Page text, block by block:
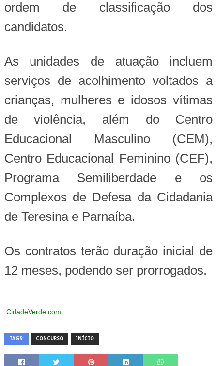
ordem de classificação dos
candidatos.
As unidades de atuação incluem
serviços de acolhimento voltados a
crianças, mulheres e idosos vítimas
de violência, além do Centro
Educacional Masculino (CEM),
Centro Educacional Feminino (CEF),
Programa Semiliberdade e os
Complexos de Defesa da Cidadania
de Teresina e Parnaíba.
Os contratos terão duração inicial de
12 meses, podendo ser prorrogados.
CidadeVerde.com
TAGS: CONCURSO INÍCIO